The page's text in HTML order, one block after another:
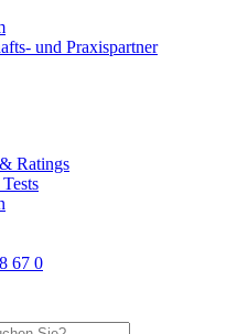
und Praxispartner
Ratings
67 0